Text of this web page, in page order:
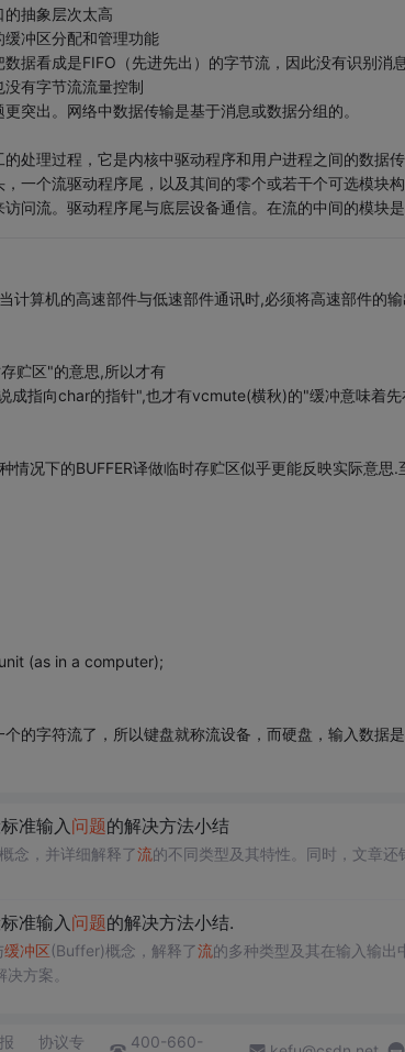
的抽象层次太高
冲区分配和管理功能
据看成是FIFO（先进先出）的字节流，因此没有识别消
有字节流流量控制
突出。网络中数据传输是基于消息或数据分组的。
处理过程，它是内核中驱动程序和用户进程之间的数据传
一个流驱动程序尾，以及其间的零个或若干个可选模块
问流。驱动程序尾与底层设备通信。在流的中间的模块
计算机的高速部件与低速部件通讯时,必须将高速部件的
贮区"的意思,所以才有
成指向char的指针",也才有vcmute(横秋)的"缓冲意味着
情况下的BUFFER译做临时存贮区似乎更能反映实际意思.
(as in a computer);
的字符流了，所以键盘就称流设备，而硬盘，输入数据
准输入 问题的解决方法小结
概念，并详细解释了流的不同类型及其特性。同时，文章
准输入 问题的解决方法小结.
缓冲区(Buffer)概念，解释了流的多种类型及其在输入输出
决方案。
协议专
400-660-